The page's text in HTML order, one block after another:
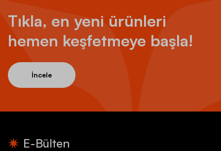
Tıkla, en yeni ürünleri
hemen keşfetmeye başla!
İncele
E-Bülten